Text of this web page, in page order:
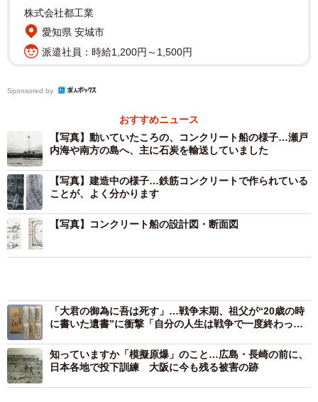
防波堤のようですが…不思議なフォルムが気になります (C) Google
戦闘任務のない船をコンクリートで建造
たちまち窮乏した。とりわけ鉄不足は深刻だった。ついに
鐘に至るまで金属製品を回収する始末。貴重な鉄鋼は軍艦
の建造に優先的にまわし、戦闘任務のない船をコンクリー
トで建造しようというアイデアがもちあがった。
もっとも、コンクリート製の船舶は、日本が苦し紛れに生
み出したものではない。欧米では1800年代の後半からつく
られており、第2次世界大戦でも、連合軍がノルマンディー
上陸作戦で弾薬輸送に運用した事例があるようだ。
1942年（昭和17）、舞鶴海軍工廠の林邦夫技術中佐を中心
とする研究班が発足し、コンクリート船の研究と設計が行
われた。
株式会社都工業
愛知県 安城市
派遣社員：時給1,200円～1,500円
Sponsored by
おすすめニュース
【写真】動いていたころの、コンクリート船の様子…瀬戸
内海や南方の島へ、主に石炭を輸送していました
【写真】建造中の様子…鉄筋コンクリートで作られている
ことが、よく分かります
【写真】コンクリート船の設計図・断面図
「大君の御為に吾は死す」…戦争末期、祖父が“20歳の時
に書いた遺書”に衝撃「自分の人生は戦争で一度終わっ
知っていますか「模擬原爆」のこと…広島・長崎の前に、
日本各地で投下訓練 大阪に今も残る被害の跡